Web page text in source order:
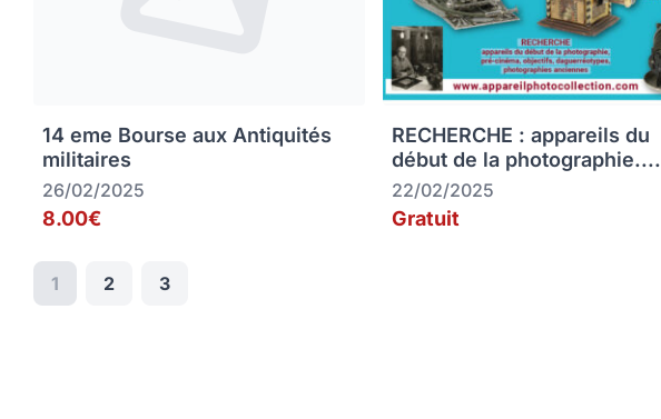
14 eme Bourse aux Antiquités
militaires
26/02/2025
8.00€
RECHERCHE : appareils du
début de la photographie....
22/02/2025
Gratuit
1 2 3